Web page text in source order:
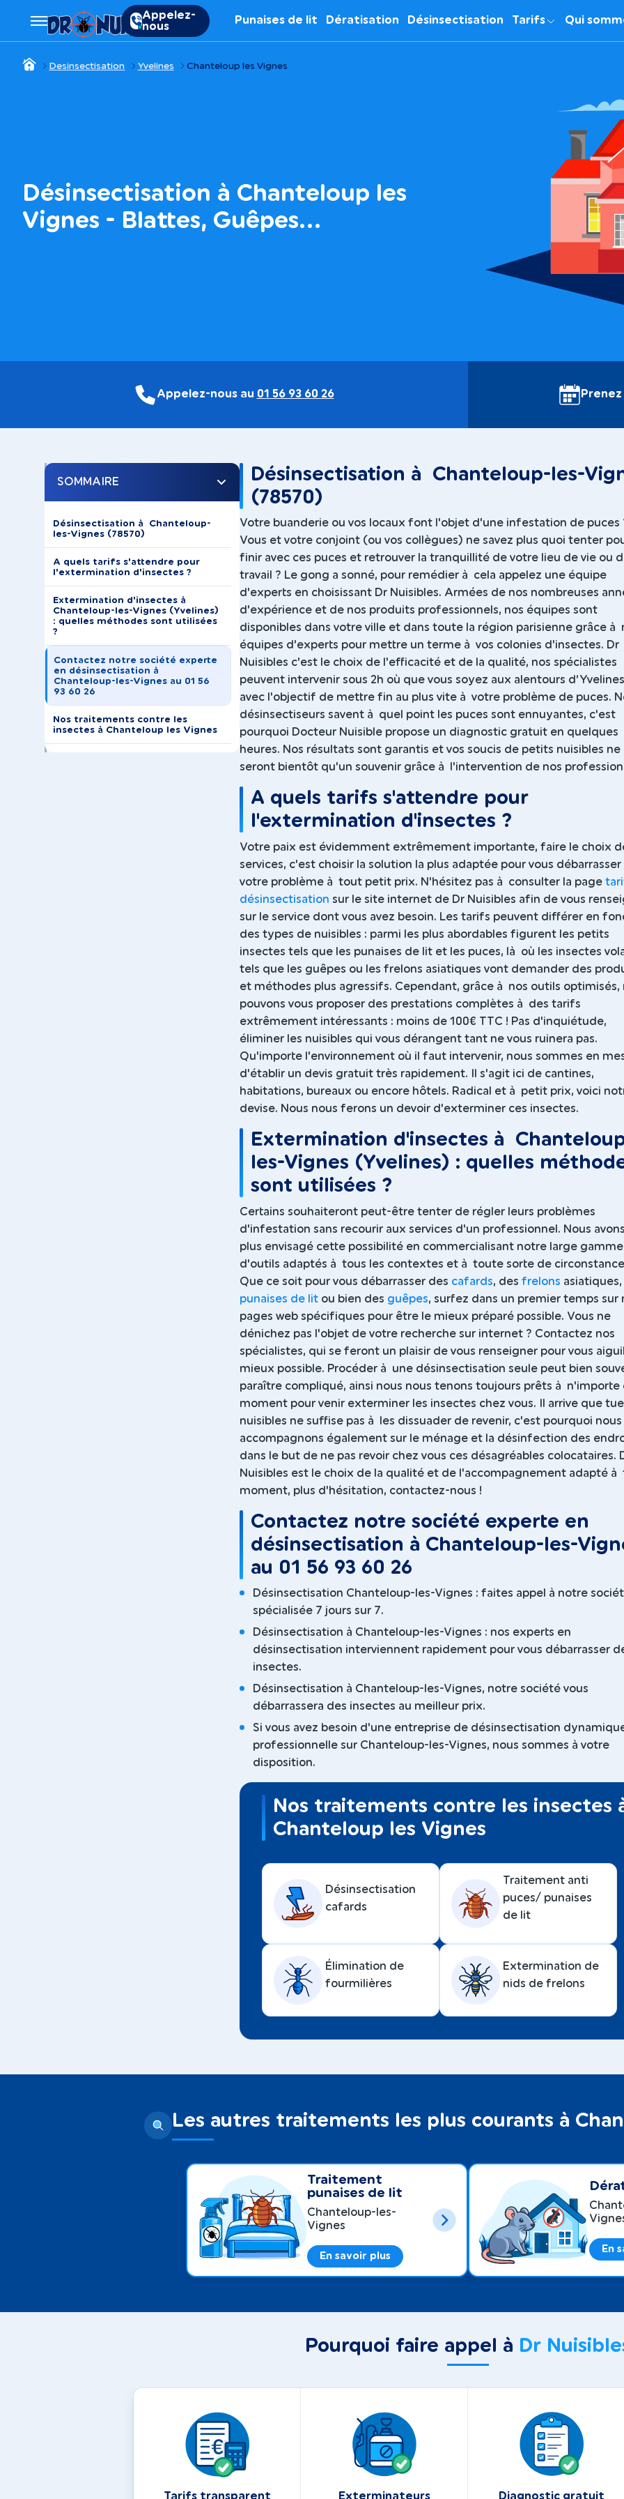
Appelez-
nous
Punaises de lit Dératisation Désinsectisation Tarifs Qui
Desinsectisation Yvelines Chanteloup les Vignes
Désinsectisation à Chanteloup les
Vignes - Blattes, Guêpes…
Appelez-nous au 01 56 93 60 26
SOMMAIRE
Désinsectisation à Chanteloup-
les-Vignes (78570)
A quels tarifs s'attendre pour
l'extermination d'insectes ?
Extermination d'insectes à
Chanteloup-les-Vignes (Yvelines)
: quelles méthodes sont utilisées
?
Contactez notre société experte
en désinsectisation à
Chanteloup-les-Vignes au 01 56
93 60 26
Nos traitements contre les
insectes à Chanteloup les Vignes
Désinsectisation à Chanteloup-les-
(78570)
Votre buanderie ou vos locaux font l'objet d'une infestation de puces
Vous et votre conjoint (ou vos collègues) ne savez plus quoi tenter
finir avec ces puces et retrouver la tranquillité de votre lieu de vie ou
travail ? Le gong a sonné, pour remédier à cela appelez une équipe
d'experts en choisissant Dr Nuisibles. Armées de nos nombreuses
d'expérience et de nos produits professionnels, nos équipes sont
disponibles dans votre ville et dans toute la région parisienne grâce à
équipes d'experts pour mettre un terme à vos colonies d'insectes. Dr
Nuisibles c'est le choix de l'efficacité et de la qualité, nos spécialistes
peuvent intervenir sous 2h où que vous soyez aux alentours d’Yvelines
avec l'objectif de mettre fin au plus vite à votre problème de puces.
désinsectiseurs savent à quel point les puces sont ennuyantes, c'est
pourquoi Docteur Nuisible propose un diagnostic gratuit en quelques
heures. Nos résultats sont garantis et vos soucis de petits nuisibles ne
seront bientôt qu'un souvenir grâce à l'intervention de nos
A quels tarifs s'attendre pour
l'extermination d'insectes ?
Votre paix est évidemment extrêmement importante, faire le choix
services, c'est choisir la solution la plus adaptée pour vous débarrasser
votre problème à tout petit prix. N'hésitez pas à consulter la page
désinsectisation sur le site internet de Dr Nuisibles afin de vous
sur le service dont vous avez besoin. Les tarifs peuvent différer en
des types de nuisibles : parmi les plus abordables figurent les petits
insectes tels que les punaises de lit et les puces, là où les insectes
tels que les guêpes ou les frelons asiatiques vont demander des
et méthodes plus agressifs. Cependant, grâce à nos outils optimisés,
pouvons vous proposer des prestations complètes à des tarifs
extrêmement intéressants : moins de 100€ TTC ! Pas d'inquiétude,
éliminer les nuisibles qui vous dérangent tant ne vous ruinera pas.
Qu'importe l'environnement où il faut intervenir, nous sommes en
d'établir un devis gratuit très rapidement. Il s'agit ici de cantines,
habitations, bureaux ou encore hôtels. Radical et à petit prix, voici
devise. Nous nous ferons un devoir d'exterminer ces insectes.
Extermination d'insectes à
les-Vignes (Yvelines) : quelles
sont utilisées ?
Certains souhaiteront peut-être tenter de régler leurs problèmes
d'infestation sans recourir aux services d'un professionnel. Nous
plus envisagé cette possibilité en commercialisant notre large gamme
d'outils adaptés à tous les contextes et à toute sorte de
Que ce soit pour vous débarrasser des cafards, des frelons asiatiques,
punaises de lit ou bien des guêpes, surfez dans un premier temps sur
pages web spécifiques pour être le mieux préparé possible. Vous ne
dénichez pas l'objet de votre recherche sur internet ? Contactez nos
spécialistes, qui se feront un plaisir de vous renseigner pour vous
mieux possible. Procéder à une désinsectisation seule peut bien
paraître compliqué, ainsi nous nous tenons toujours prêts à n'importe
moment pour venir exterminer les insectes chez vous. Il arrive que
nuisibles ne suffise pas à les dissuader de revenir, c'est pourquoi nous
accompagnons également sur le ménage et la désinfection des
dans le but de ne pas revoir chez vous ces désagréables colocataires.
Nuisibles est le choix de la qualité et de l'accompagnement adapté à
moment, plus d'hésitation, contactez-nous !
Contactez notre société experte en
désinsectisation à Chanteloup-les-
au 01 56 93 60 26
Désinsectisation Chanteloup-les-Vignes : faites appel à notre
spécialisée 7 jours sur 7.
Désinsectisation à Chanteloup-les-Vignes : nos experts en
désinsectisation interviennent rapidement pour vous débarrasser
insectes.
Désinsectisation à Chanteloup-les-Vignes, notre société vous
débarrassera des insectes au meilleur prix.
Si vous avez besoin d'une entreprise de désinsectisation
professionnelle sur Chanteloup-les-Vignes, nous sommes à votre
disposition.
Nos traitements contre les insectes
Chanteloup les Vignes
Désinsectisation
cafards
Traitement anti
puces/ punaises
de lit
Élimination de
fourmilières
Extermination de
nids de frelons
Les autres traitements les plus courants à
Traitement
punaises de lit
Chanteloup-les-
Vignes
En savoir plus
En
Pourquoi faire appel à Dr
Tarifs transparent Exterminateurs Diagnostic gratuit